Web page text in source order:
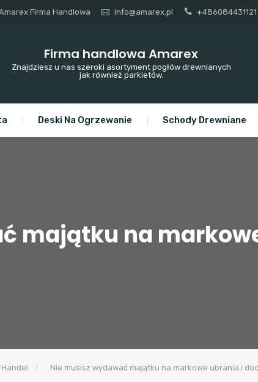
Firma Handlowa info@amarex.pl +486084431121
Firma handlowa Amarex
Znajdziesz u nas szeroki asortyment pogłów drewnianych
jak również parkietów.
Deski Na Ogrzewanie Schody Drewniane
majątku na
Handel Nie musisz wydawać majątku na markowe ubrania i